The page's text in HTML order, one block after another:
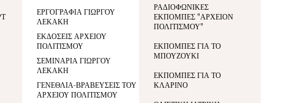
ΕΡΓΟΓΡΑΦΙΑ ΓΙΩΡΓΟΥ
ΛΕΚΑΚΗ
ΕΚΔΟΣΕΙΣ ΑΡΧΕΙΟΥ
ΠΟΛΙΤΙΣΜΟΥ
ΣΕΜΙΝΑΡΙΑ ΓΙΩΡΓΟΥ
ΛΕΚΑΚΗ
ΓΕΝΕΘΛΙΑ-ΒΡΑΒΕΥΣΕΙΣ ΤΟΥ
ΑΡΧΕΙΟΥ ΠΟΛΙΤΙΣΜΟΥ
ΡΑΔΙΟΦΩΝΙΚΕΣ
ΕΚΠΟΜΠΕΣ "ΑΡΧΕΙΟΝ
ΠΟΛΙΤΙΣΜΟΥ"
ΕΚΠΟΜΠΕΣ ΓΙΑ ΤΟ
ΜΠΟΥΖΟΥΚΙ
ΕΚΠΟΜΠΕΣ ΓΙΑ ΤΟ
ΚΛΑΡΙΝΟ